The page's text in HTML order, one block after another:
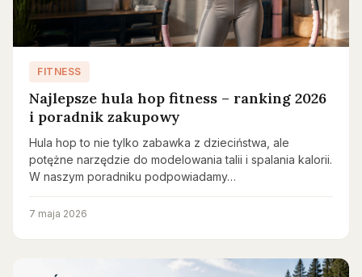
FITNESS
Najlepsze hula hop fitness – ranking 2026
i poradnik zakupowy
Hula hop to nie tylko zabawka z dzieciństwa, ale
potężne narzędzie do modelowania talii i spalania kalorii.
W naszym poradniku podpowiadamy…
7 maja 2026